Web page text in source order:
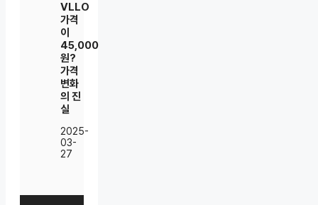
VLLO
가격
이
45,000
원?
가격
변화
의 진
실
2025-
03-
27